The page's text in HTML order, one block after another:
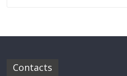
Contacts